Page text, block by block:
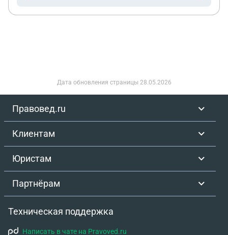
Дата обновления страницы 28.05.2026
Правовед.ru
Клиентам
Юристам
Партнёрам
Техническая поддержка
Написать в чате на Pravoved.ru